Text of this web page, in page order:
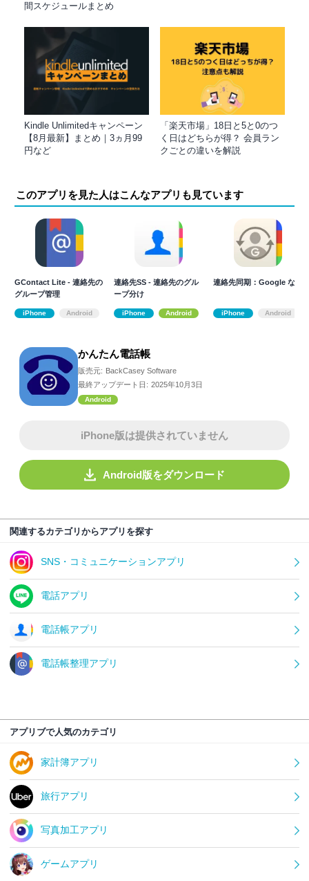
間スケジュールまとめ
Kindle Unlimitedキャンペーン
【8月最新】まとめ｜3ヵ月99
円など
「楽天市場」18日と5と0のつ
く日はどちらが得？ 会員ラン
クごとの違いを解説
このアプリを見た人はこんなアプリも見ています
GContact Lite - 連絡先の
グループ管理
iPhone Android
連絡先SS - 連絡先のグル
ープ分け
iPhone Android
連絡先同期：Google など
iPhone Android
かんたん電話帳
販売元: BackCasey Software
最終アップデート日: 2025年10月3日
Android
iPhone版は提供されていません
Android版をダウンロード
関連するカテゴリからアプリを探す
SNS・コミュニケーションアプリ
電話アプリ
電話帳アプリ
電話帳整理アプリ
アプリブで人気のカテゴリ
家計簿アプリ
旅行アプリ
写真加工アプリ
ゲームアプリ